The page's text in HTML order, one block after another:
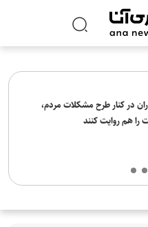
در کنار طرح مشکلات مردم،
را هم روایت کنند